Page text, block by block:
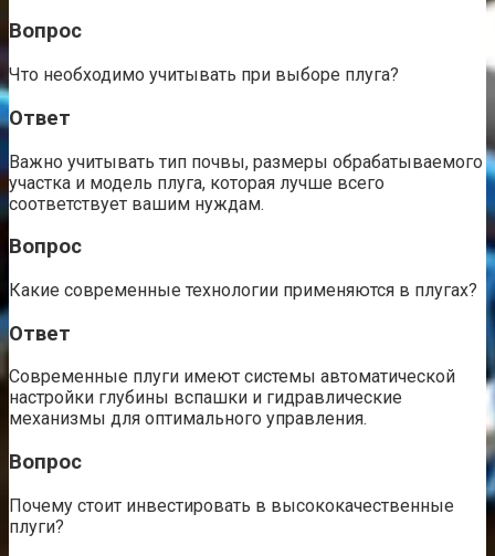
Вопрос
Что необходимо учитывать при выборе плуга?
Ответ
Важно учитывать тип почвы, размеры обрабатываемого
участка и модель плуга, которая лучше всего
соответствует вашим нуждам.
Вопрос
Какие современные технологии применяются в плугах?
Ответ
Современные плуги имеют системы автоматической
настройки глубины вспашки и гидравлические
механизмы для оптимального управления.
Вопрос
Почему стоит инвестировать в высококачественные
плуги?